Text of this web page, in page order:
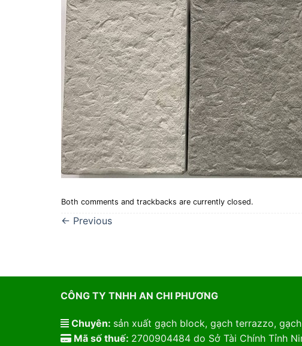
Both comments and trackbacks are currently closed.
← Previous
CÔNG TY TNHH AN CHI PHƯƠNG
Chuyên: sản xuất gạch block, gạch terrazzo,
Mã số thuế: 2700904484 do Sở Tài Chính Tỉnh